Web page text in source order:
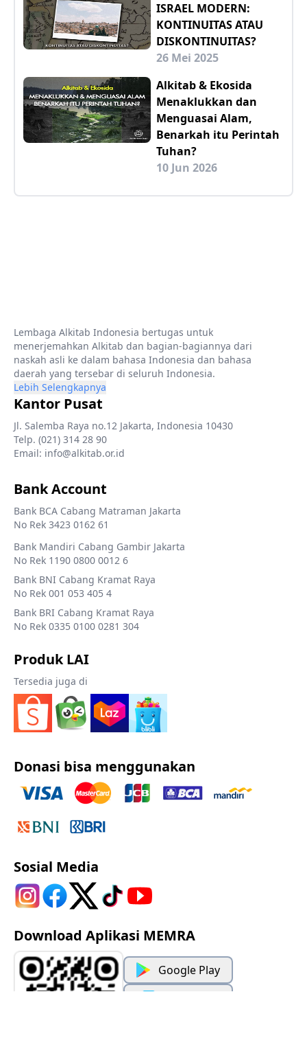
ISRAEL MODERN:
KONTINUITAS ATAU
DISKONTINUITAS?
26 Mei 2025
Alkitab & Ekosida
Menaklukkan dan
Menguasai Alam,
Benarkah itu Perintah
Tuhan?
10 Jun 2026
Lembaga Alkitab Indonesia bertugas untuk
menerjemahkan Alkitab dan bagian-bagiannya dari
naskah asli ke dalam bahasa Indonesia dan bahasa
daerah yang tersebar di seluruh Indonesia.
Lebih Selengkapnya
Kantor Pusat
Jl. Salemba Raya no.12 Jakarta, Indonesia 10430
Telp. (021) 314 28 90
Email: info@alkitab.or.id
Bank Account
Bank BCA Cabang Matraman Jakarta
No Rek 3423 0162 61
Bank Mandiri Cabang Gambir Jakarta
No Rek 1190 0800 0012 6
Bank BNI Cabang Kramat Raya
No Rek 001 053 405 4
Bank BRI Cabang Kramat Raya
No Rek 0335 0100 0281 304
Produk LAI
Tersedia juga di
Donasi bisa menggunakan
Sosial Media
Download Aplikasi MEMRA
Google Play